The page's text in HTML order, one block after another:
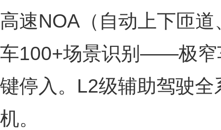
高速NOA（自动上下匝
车100+场景识别——极窄
键停入。L2级辅助驾驶
机。